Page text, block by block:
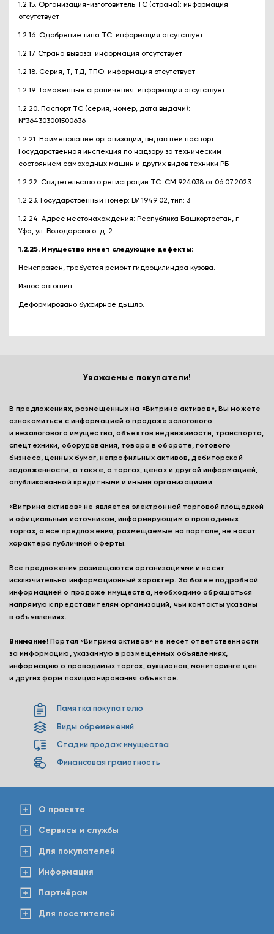
1.2.15. Организация-изготовитель ТС (страна): информация
отсутствует
1.2.16. Одобрение типа ТС: информация отсутствует
1.2.17. Страна вывоза: информация отсутствует
1.2.18. Серия, Т, ТД, ТПО: информация отсутствует
1.2.19. Таможенные ограничения: информация отсутствует
1.2.20. Паспорт ТС (серия, номер, дата выдачи):
№364303001500636
1.2.21. Наименование организации, выдавшей паспорт:
Государственная инспекция по надзору за техническим
состоянием самоходных машин и других видов техники РБ
1.2.22. Свидетельство о регистрации ТС: СМ 924038 от 06.07.2023
1.2.23. Государственный номер: ВУ 1949 02, тип: 3
1.2.24. Адрес местонахождения: Республика Башкортостан, г.
Уфа, ул. Володарского. д. 2.
1.2.25. Имущество имеет следующие дефекты:
Неисправен, требуется ремонт гидроцилиндра кузова.
Износ автошин.
Деформировано буксирное дышло.
Уважаемые покупатели!
В предложениях, размещенных на «Витрина активов», Вы можете
ознакомиться с информацией о продаже залогового
и незалогового имущества, объектов недвижимости, транспорта,
спецтехники, оборудования, товара в обороте, готового
бизнеса, ценных бумаг, непрофильных активов, дебиторской
задолженности, а также, о торгах, ценах и другой информацией,
опубликованной кредитными и иными организациями.
«Витрина активов» не является электронной торговой площадкой
и официальным источником, информирующим о проводимых
торгах, а все предложения, размещаемые на портале, не носят
характера публичной оферты.
Все предложения размещаются организациями и носят
исключительно информационный характер. За более подробной
информацией о продаже имущества, необходимо обращаться
напрямую к представителям организаций, чьи контакты указаны
в объявлениях.
Внимание! Портал «Витрина активов» не несет ответственности
за информацию, указанную в размещенных объявлениях,
информацию о проводимых торгах, аукционов, мониторинге цен
и других форм позиционирования объектов.
Памятка покупателю
Виды обременений
Стадии продаж имущества
Финансовая грамотность
О проекте
Сервисы и службы
Для покупателей
Информация
Партнёрам
Для посетителей